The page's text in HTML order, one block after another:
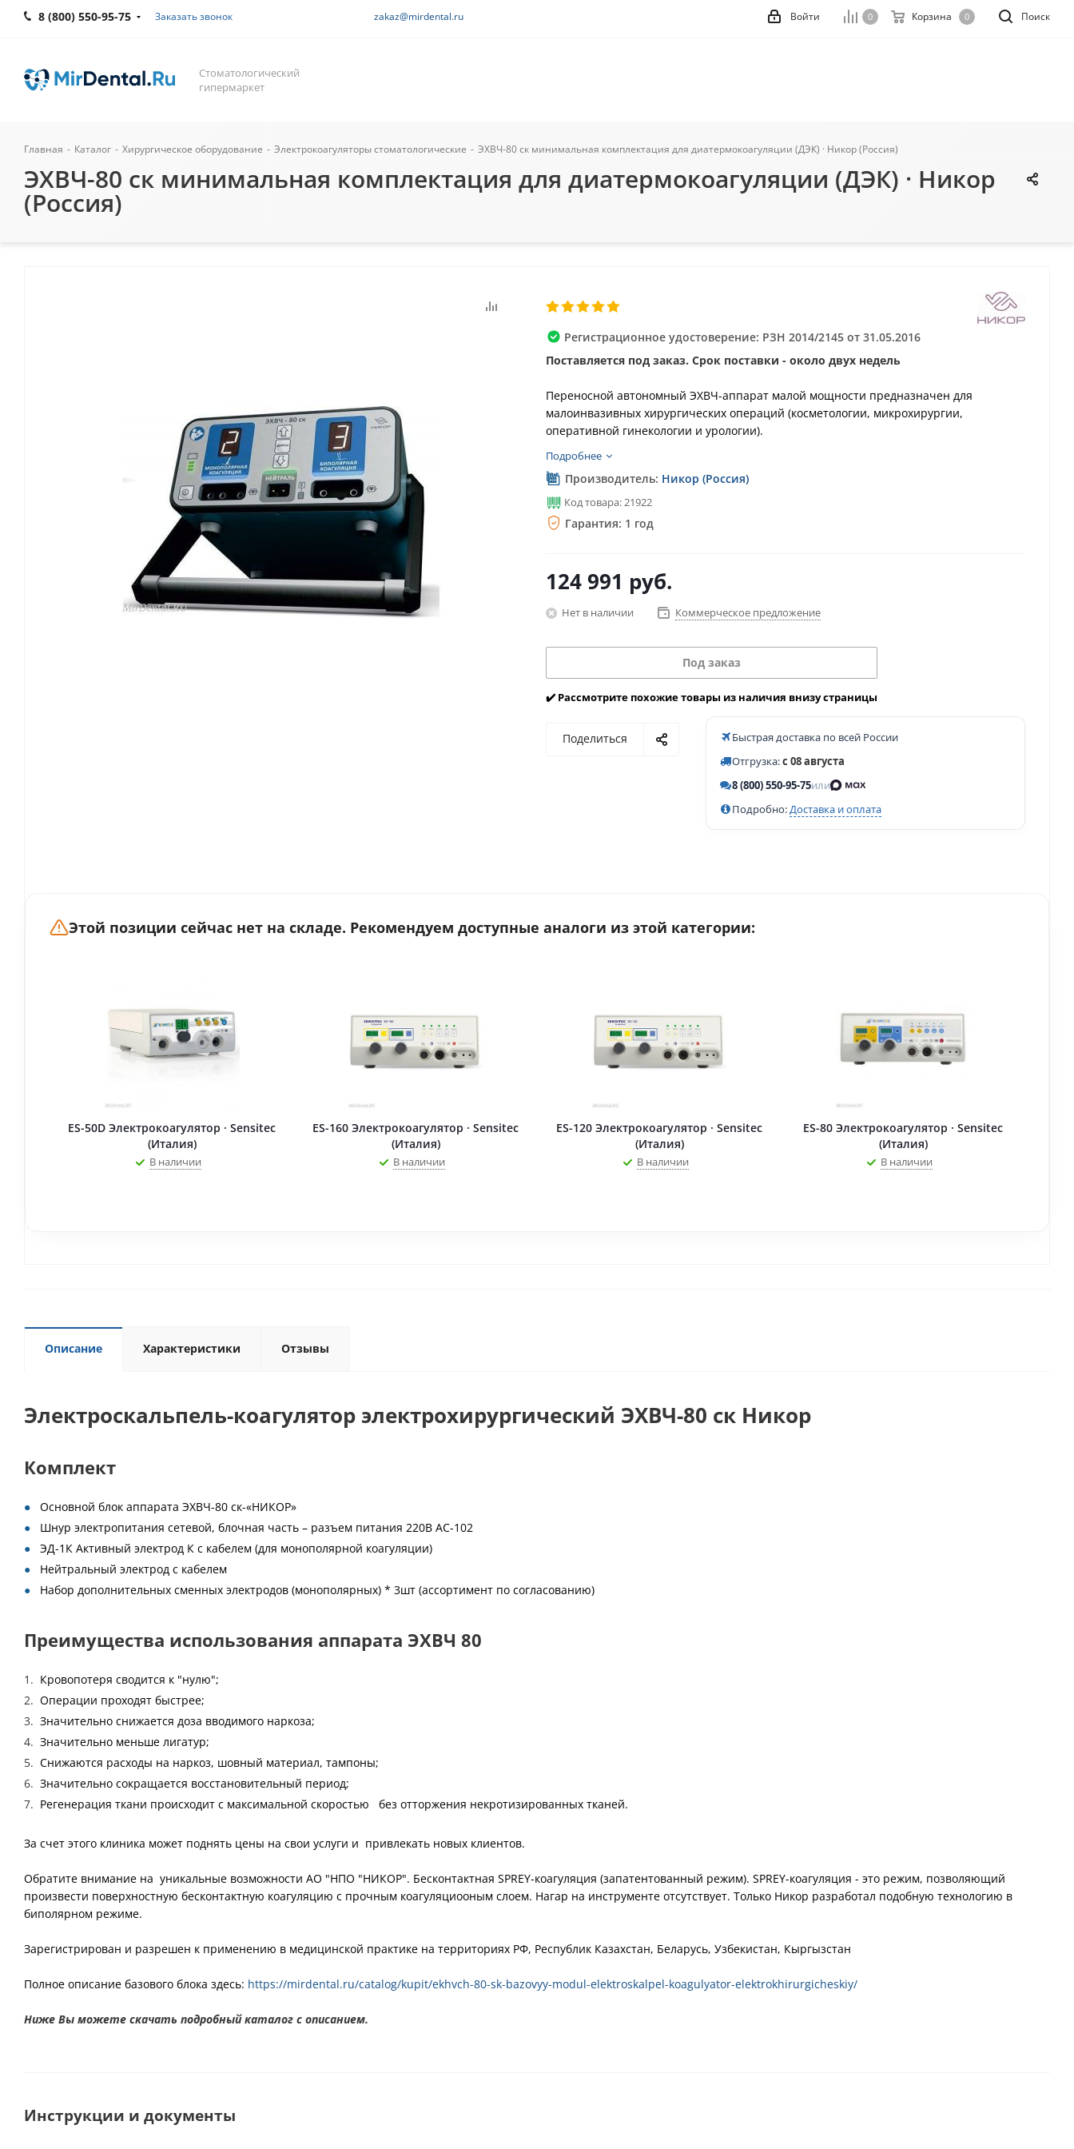
8 (800) 550-95-75 Заказать звонок zakaz@mirdental.ru Поиск
0 Корзина 0
Войти
Стоматологический
гипермаркет
Главная - Каталог - Хирургическое оборудование - Электрокоагуляторы стоматологические - ЭХВЧ-80 ск минимальная комплектация для диатермокоагуляции (ДЭК) · Никор (Россия)
ЭХВЧ-80 ск минимальная комплектация для диатермокоагуляции (ДЭК) · Никор
(Россия)
Регистрационное удостоверение: РЗН 2014/2145 от 31.05.2016
Поставляется под заказ. Срок поставки - около двух недель
Переносной автономный ЭХВЧ-аппарат малой мощности предназначен для
малоинвазивных хирургических операций (косметологии, микрохирургии,
оперативной гинекологии и урологии).
Подробнее
Производитель: Никор (Россия)
Код товара: 21922
Гарантия: 1 год
124 991 руб.
Нет в наличии Коммерческое предложение
Под заказ
✔️ Рассмотрите похожие товары из наличия внизу страницы
Поделиться
Быстрая доставка по всей России
Отгрузка:с 08 августа
8 (800) 550-95-75или
Подробно:Доставка и оплата
Этой позиции сейчас нет на складе. Рекомендуем доступные аналоги из этой категории:
ES-50D Электрокоагулятор · Sensitec
(Италия)
В наличии
ES-160 Электрокоагулятор · Sensitec
(Италия)
В наличии
ES-120 Электрокоагулятор · Sensitec
(Италия)
В наличии
ES-80 Электрокоагулятор · Sensitec
(Италия)
В наличии
Описание Характеристики Отзывы
Электроскальпель-коагулятор электрохирургический ЭХВЧ-80 ск Никор
Комплект
Основной блок аппарата ЭХВЧ-80 ск-«НИКОР»
Шнур электропитания сетевой, блочная часть – разъем питания 220В AC-102
ЭД-1К Активный электрод К с кабелем (для монополярной коагуляции)
Нейтральный электрод с кабелем
Набор дополнительных сменных электродов (монополярных) * 3шт (ассортимент по согласованию)
Преимущества использования аппарата ЭХВЧ 80
Кровопотеря сводится к "нулю";
Операции проходят быстрее;
Значительно снижается доза вводимого наркоза;
Значительно меньше лигатур;
Снижаются расходы на наркоз, шовный материал, тампоны;
Значительно сокращается восстановительный период;
Регенерация ткани происходит с максимальной скоростью без отторжения некротизированных тканей.
За счет этого клиника может поднять цены на свои услуги и привлекать новых клиентов.
Обратите внимание на уникальные возможности АО "НПО "НИКОР". Бесконтактная SPREY-коагуляция (запатентованный режим). SPREY-коагуляция - это режим, позволяющий
произвести поверхностную бесконтактную коагуляцию с прочным коагуляциооным слоем. Нагар на инструменте отсутствует. Только Никор разработал подобную технологию в
биполярном режиме.
Зарегистрирован и разрешен к применению в медицинской практике на территориях РФ, Республик Казахстан, Беларусь, Узбекистан, Кыргызстан
Полное описание базового блока здесь: https://mirdental.ru/catalog/kupit/ekhvch-80-sk-bazovyy-modul-elektroskalpel-koagulyator-elektrokhirurgicheskiy/
Ниже Вы можете скачать подробный каталог с описанием.
Инструкции и документы